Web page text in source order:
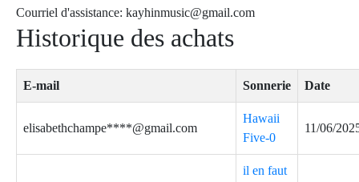
Courriel d'assistance: kayhinmusic@gmail.com
Historique des achats
E-mail Sonnerie Date
elisabethchampe****@gmail.com
Hawaii
Five-0
11/06/
il en faut